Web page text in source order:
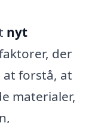
nyt
der
forstå, at
materialer,